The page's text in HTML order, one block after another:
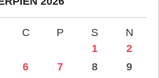
C P S
N
1
2
6 7 8
9